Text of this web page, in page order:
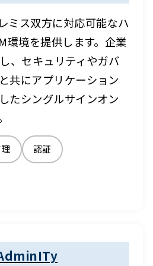
ミス双方に対応可能なハ
環境を提供します。企業
、セキュリティやガバ
共にアプリケーション
たシングルサインオン
認証